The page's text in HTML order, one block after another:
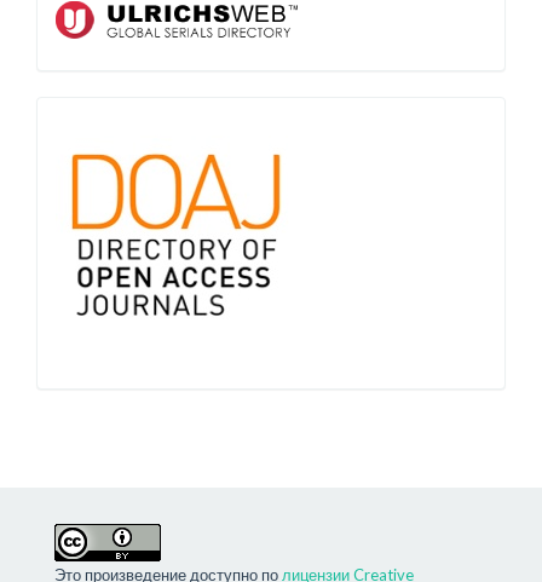
Это произведение доступно полицензии Creative